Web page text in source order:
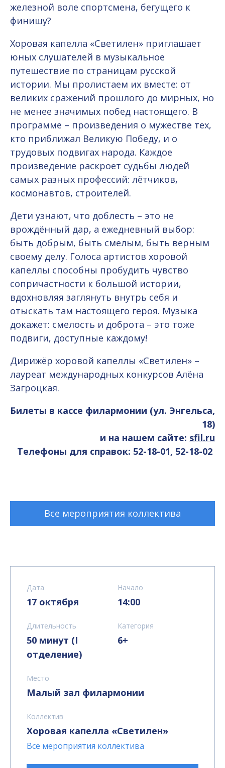
железной воле спортсмена, бегущего к
финишу?
Хоровая капелла «Светилен» приглашает
юных слушателей в музыкальное
путешествие по страницам русской
истории. Мы пролистаем их вместе: от
великих сражений прошлого до мирных, но
не менее значимых побед настоящего. В
программе – произведения о мужестве тех,
кто приближал Великую Победу, и о
трудовых подвигах народа. Каждое
произведение раскроет судьбы людей
самых разных профессий: лётчиков,
космонавтов, строителей.
Дети узнают, что доблесть – это не
врождённый дар, а ежедневный выбор:
быть добрым, быть смелым, быть верным
своему делу. Голоса артистов хоровой
капеллы способны пробудить чувство
сопричастности к большой истории,
вдохновляя заглянуть внутрь себя и
отыскать там настоящего героя. Музыка
докажет: смелость и доброта – это тоже
подвиги, доступные каждому!
Дирижёр хоровой капеллы «Светилен» –
лауреат международных конкурсов Алёна
Загроцкая.
Билеты в кассе филармонии (ул. Энгельса,
18)
и на нашем сайте: sfil.ru
Телефоны для справок: 52-18-01, 52-18-02
Все мероприятия коллектива
Дата
17 октября
Начало
14:00
Длительность
50 минут (I
отделение)
Категория
6+
Место
Малый зал филармонии
Коллектив
Хоровая капелла «Светилен»
Все мероприятия коллектива